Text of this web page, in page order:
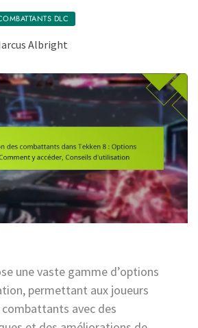
DLC
Albright
une vaste gamme d’options
permettant aux joueurs
combattants avec des